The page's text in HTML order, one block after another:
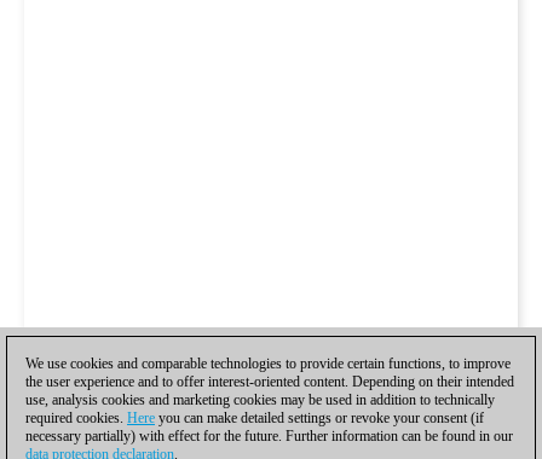
We use cookies and comparable technologies to provide certain functions, to improve
the user experience and to offer interest-oriented content. Depending on their intended
use, analysis cookies and marketing cookies may be used in addition to technically
required cookies. Here you can make detailed settings or revoke your consent (if
necessary partially) with effect for the future. Further information can be found in our
data protection declaration.